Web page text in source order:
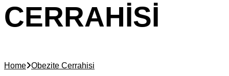
CERRAHISI
Home Obezite Cerrahisi